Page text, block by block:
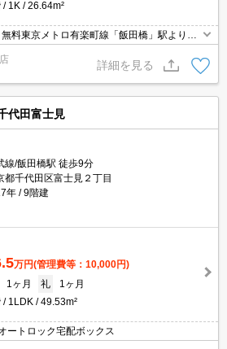
1K 26.64m²
料東京メトロ有楽町線「飯田橋」駅より徒
詳細を見る
代田富士見
線/飯田橋駅 徒歩9分
都千代田区富士見２丁目
年
9階建
万円(管理費等：10,000円)
1ヶ月 礼
1ヶ月
1LDK 49.53m²
ートロック宅配ボックス